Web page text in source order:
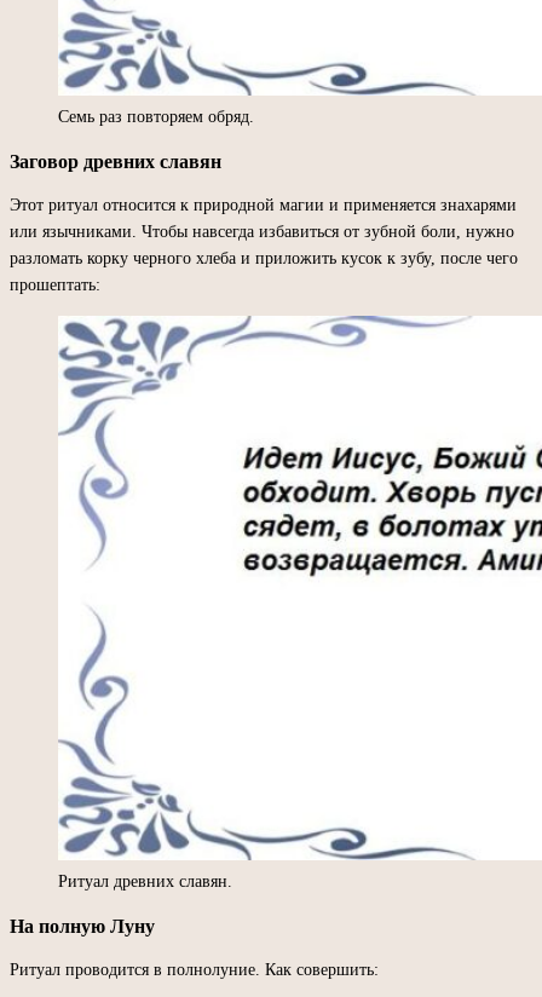
Семь раз повторяем обряд.
Заговор древних славян
Этот ритуал относится к природной магии и применяется знахарями
или язычниками. Чтобы навсегда избавиться от зубной боли, нужно
разломать корку черного хлеба и приложить кусок к зубу, после чего
прошептать:
Ритуал древних славян.
На полную Луну
Ритуал проводится в полнолуние. Как совершить: